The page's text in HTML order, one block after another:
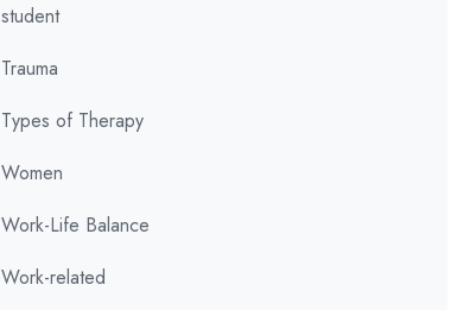
student
Trauma
Types of Therapy
Women
Work-Life Balance
Work-related